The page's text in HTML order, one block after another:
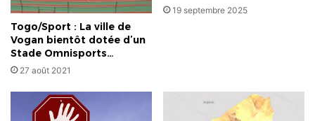
Togo/Sport : La ville de
Vogan bientôt dotée d’un
Stade Omnisports…
27 août 2021
19 septembre 2025